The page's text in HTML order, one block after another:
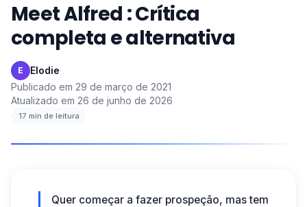
Meet Alfred : Crítica
completa e alternativa
E Elodie·
Publicado em 29 de março de 2021·
Atualizado em 26 de junho de 2026
·
17 min de leitura
Quer começar a fazer prospeção, mas tem